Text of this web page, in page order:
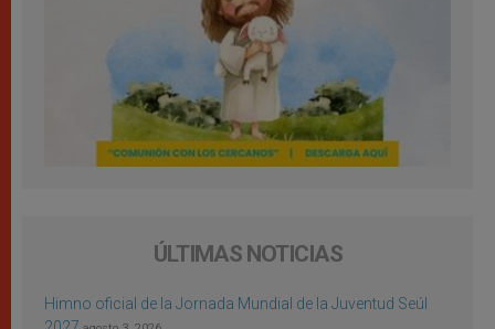
ÚLTIMAS NOTICIAS
Himno oficial de la Jornada Mundial de la Juventud Seúl